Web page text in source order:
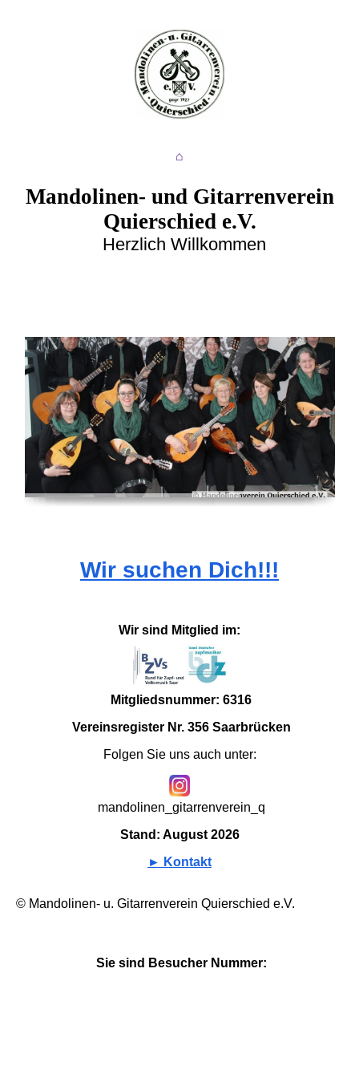
Mandolinen- und Gitarrenverein
Quierschied e.V.
Herzlich Willkommen
⌂
Wir suchen Dich!!!
Wir sind Mitglied im:
Mitgliedsnummer: 6316
Vereinsregister Nr. 356 Saarbrücken
Folgen Sie uns auch unter:
mandolinen_gitarrenverein_q
Stand: August 2026
► Kontakt
© Mandolinen- u. Gitarrenverein Quierschied e.V.
Sie sind Besucher Nummer: